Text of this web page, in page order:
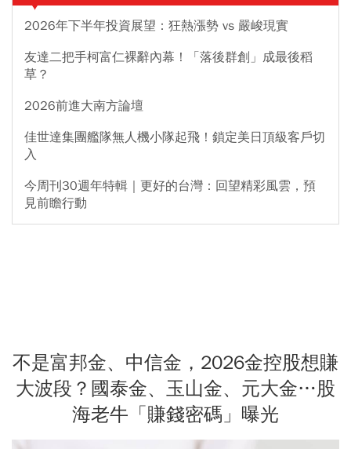
2026年下半年投資展望：狂熱漲勢 vs 嚴峻現實
友達二把手柯富仁裸辭內幕！「落後群創」成最後稻
草？
2026前進大南方論壇
佳世達集團艦隊無人機小隊起飛！鎖定美日頂級客戶切
入
今周刊30週年特輯｜更好的台灣：回望精彩風雲，預
見前瞻行動
不是富邦金、中信金，2026金控股想賺
大波段？國泰金、玉山金、元大金…股
海老牛「賺錢密碼」曝光